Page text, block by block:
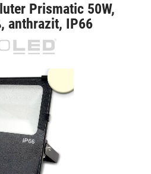
Prismatic 50W,
anthrazit, IP66